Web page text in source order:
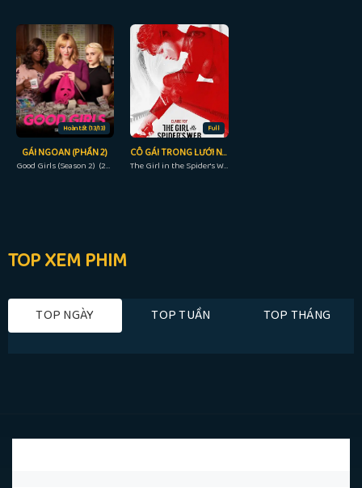
Hoàn tất (13/13)
GÁI NGOAN (PHẦN 2)
Good Girls (Season 2) (2019)
Full
CÔ GÁI TRONG LƯỚI NHỆN ẢO
The Girl in the Spider's Web (2018)
TOP XEM PHIM
TOP NGÀY TOP TUẦN TOP THÁNG